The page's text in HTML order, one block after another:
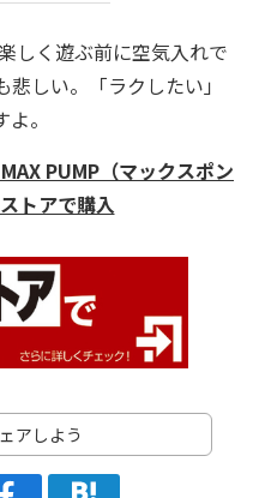
しく遊ぶ前に空気入れで
しい。「ラクしたい」
。
PUMP（マックスポン
トアで購入
アしよう